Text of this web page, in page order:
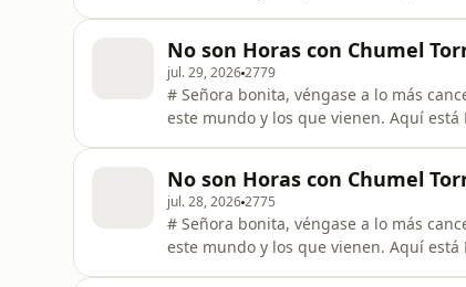
No son Horas con Chumel
jul. 29, 20262779
# Señora bonita, véngase a lo más
este mundo y los que vienen. Aquí
No son Horas con Chumel
jul. 28, 20262775
# Señora bonita, véngase a lo más
este mundo y los que vienen. Aquí